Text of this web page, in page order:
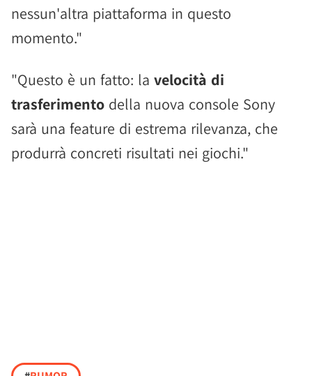
nessun'altra piattaforma in questo
momento."
"Questo è un fatto: la velocità di
trasferimento della nuova console Sony
sarà una feature di estrema rilevanza, che
produrrà concreti risultati nei giochi."